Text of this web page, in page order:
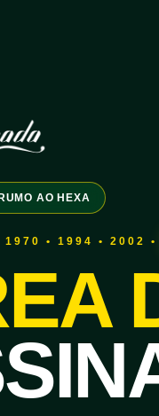
AO HEXA
1970 • 1994 • 2002 •